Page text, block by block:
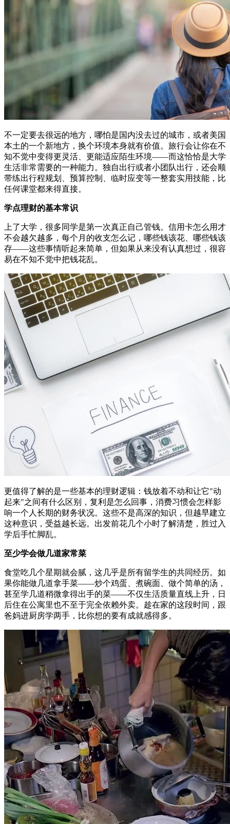
不一定要去很远的地方，哪怕是国内没去过的城市，或者美国
本土的一个新地方，换个环境本身就有价值。旅行会让你在不
知不觉中变得更灵活、更能适应陌生环境——而这恰恰是大学
生活非常需要的一种能力。独自出行或者小团队出行，还会顺
带练出行程规划、预算控制、临时应变等一整套实用技能，比
任何课堂都来得直接。
学点理财的基本常识
上了大学，很多同学是第一次真正自己管钱。信用卡怎么用才
不会越欠越多，每个月的收支怎么记，哪些钱该花、哪些钱该
存——这些事情听起来简单，但如果从来没有认真想过，很容
易在不知不觉中把钱花乱。
更值得了解的是一些基本的理财逻辑：钱放着不动和让它"动
起来"之间有什么区别，复利是怎么回事，消费习惯会怎样影
响一个人长期的财务状况。这些不是高深的知识，但越早建立
这种意识，受益越长远。出发前花几个小时了解清楚，胜过入
学后手忙脚乱。
至少学会做几道家常菜
食堂吃几个星期就会腻，这几乎是所有留学生的共同经历。如
果你能做几道拿手菜——炒个鸡蛋、煮碗面、做个简单的汤，
甚至学几道稍微拿得出手的菜——不仅生活质量直线上升，日
后住在公寓里也不至于完全依赖外卖。趁在家的这段时间，跟
爸妈进厨房学两手，比你想的要有成就感得多。